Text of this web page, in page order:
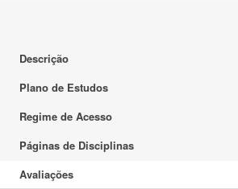
Descrição
Plano de Estudos
Regime de Acesso
Páginas de Disciplinas
Avaliações